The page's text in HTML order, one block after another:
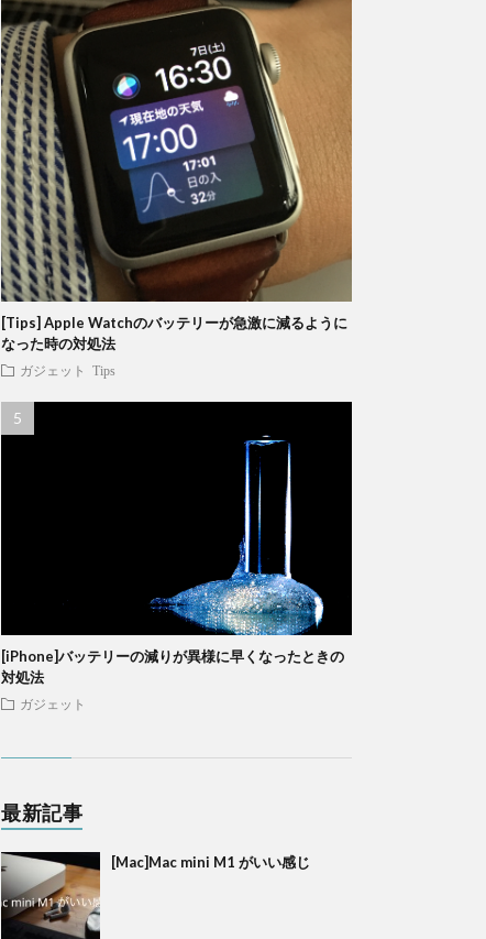
[Tips] Apple Watchのバッテリーが急激に減るように
なった時の対処法
ガジェット Tips
[iPhone]バッテリーの減りが異様に早くなったときの
対処法
ガジェット
最新記事
[Mac]Mac mini M1 がいい感じ